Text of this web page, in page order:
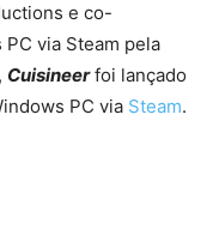
e co-
via Steam pela
Cuisineerfoi lançado
PC via Steam.